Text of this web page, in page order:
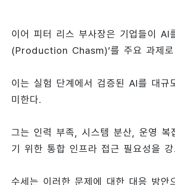
이어 피터 리스 부사장은 기업들이 AI
(Production Chasm)’를 주요 과제로
이는 실험 단계에서 검증된 AI를 대규
미한다.
그는 인력 부족, 시스템 분산, 운영
기 위한 통합 인프라 접근 필요성을 강
수세는 이러한 문제에 대한 대응 방